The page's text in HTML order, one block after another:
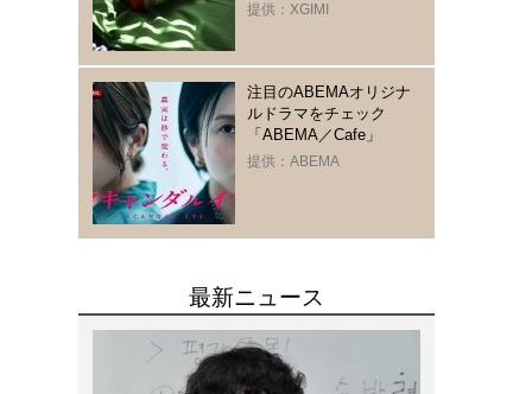
提供：XGIMI
注目のABEMAオリジナ
ルドラマをチェック
「ABEMA／Cafe」
提供：ABEMA